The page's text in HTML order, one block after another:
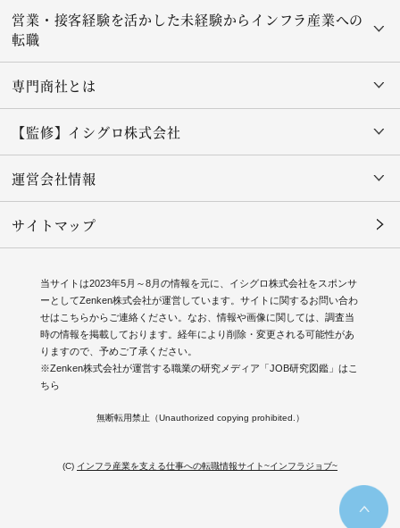
営業・接客経験を活かした未経験からインフラ産業への
転職
専門商社とは
【監修】イシグロ株式会社
運営会社情報
サイトマップ
当サイトは2023年5月～8月の情報を元に、イシグロ株式会社をスポンサ
ーとしてZenken株式会社が運営しています。サイトに関するお問い合わ
せは こちらからご連絡ください。なお、情報や画像に関しては、調査当
時の情報を掲載しております。経年により削除・変更される可能性があ
りますので、予めご了承ください。
※Zenken株式会社が運営する職業の研究メディア「JOB研究図鑑」はこ
ちら
無断転用禁止（Unauthorized copying prohibited.）
(C) インフラ産業を支える仕事への転職情報サイト~インフラジョブ~